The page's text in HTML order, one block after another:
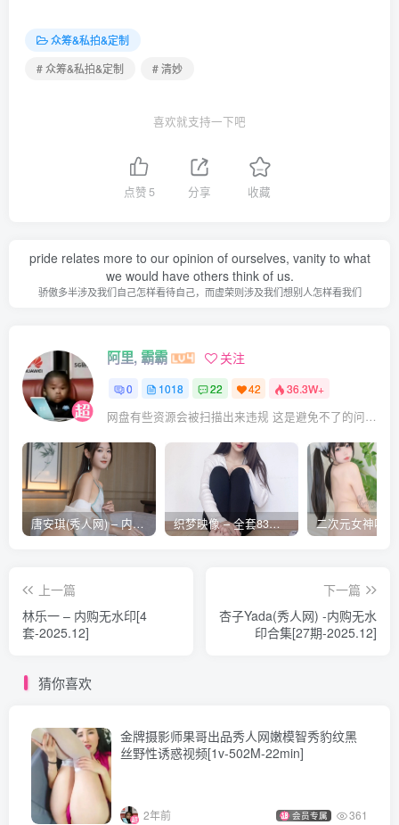
合集目录(持续更新…)
010.清妙 – 绿色连衣短裙[91P／1.30GB]
009.清妙 – 机车女郎 [80P-496M]
[2025.7.14]
007.清妙 – 湿身戏水 [89P-326MB]
[8.20]
006.清妙 – 连体丝袜 [91P-1.34GB]
[2024.6.9]
004.清妙 – 瑜伽 [93P-493MB]
003.清妙 – 完美的S形尤物 [91P-292MB]
002.清妙 – 丝袜 [110P-580MB]
众筹&私拍&定制
# 众筹&私拍&定制
# 清妙
喜欢就支持一下吧
点赞 5 分享 收藏
pride relates more to our opinion of ourselves, vanity to what
we would have others think of us.
骄傲多半涉及我们自己怎样看待自己，而虚荣则涉及我们想别人怎样看我们
阿里, 霸霸 关注
0 1018 22 42 36.3W+
网盘有些资源会被扫描出来违规 这是避免不了的问题 遇到失效的请评论回复 后面会整理重新打包上传补档
唐安琪(秀人网) – 内购合集无水印[41期-2026.04] 织梦映像 – 全套83期及视频合集[609G-2026..08]
上一篇
林乐一 – 内购无水印[4
套-2025.12]
下一篇
杏子Yada(秀人网) -内购无水
印合集[27期-2025.12]
猜你喜欢
金牌摄影师果哥出品秀人网嫩模智秀豹纹黑
丝野性诱惑视频[1v-502M-22min]
2年前 会员专属 361